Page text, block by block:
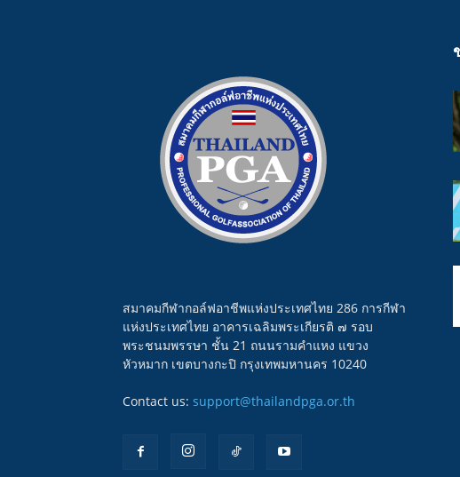
สมาคมกีฬากอล์ฟอาชีพแห่งประเทศไทย 286 การกีฬา
แห่งประเทศไทย อาคารเฉลิมพระเกียรติ ๗ รอบ
พระชนมพรรษา ชั้น 21 ถนนรามคำแหง แขวง
หัวหมาก เขตบางกะปิ กรุงเทพมหานคร 10240
Contact us: support@thailandpga.or.th